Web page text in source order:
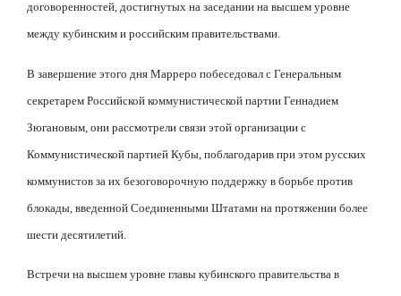
договоренностей, достигнутых на заседании на высшем уровне
между кубинским и российским правительствами.
В завершение этого дня Марреро побеседовал с Генеральным
секретарем Российской коммунистической партии Геннадием
Зюгановым, они рассмотрели связи этой организации с
Коммунистической партией Кубы, поблагодарив при этом русских
коммунистов за их безоговорочную поддержку в борьбе против
блокады, введенной Соединенными Штатами на протяжении более
шести десятилетий.
Встречи на высшем уровне главы кубинского правительства в